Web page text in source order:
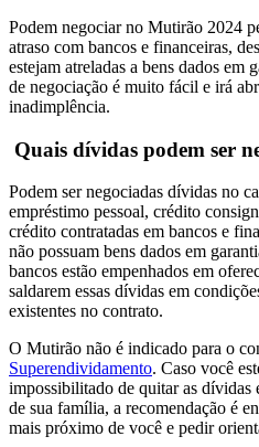
Podem negociar no Mutirão 2024
atraso com bancos e financeiras,
estejam atreladas a bens dados em
de negociação é muito fácil e irá
inadimplência.
Quais dívidas podem ser
Podem ser negociadas dívidas no
empréstimo pessoal, crédito
crédito contratadas em bancos e
não possuam bens dados em
bancos estão empenhados em
saldarem essas dívidas em
existentes no contrato.
O Mutirão não é indicado para o
Superendividamento. Caso você
impossibilitado de quitar as dívidas
de sua família, a recomendação é
mais próximo de você e pedir